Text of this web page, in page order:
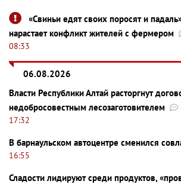
«Свиньи едят своих поросят и
нарастает конфликт жителей с фермером
08:33
06.08.2026
Власти Республики Алтай расторгнут
недобросовестным лесозаготовителем
17:32
В барнаульском автоцентре сменился
16:55
Сладости лидируют среди продуктов,